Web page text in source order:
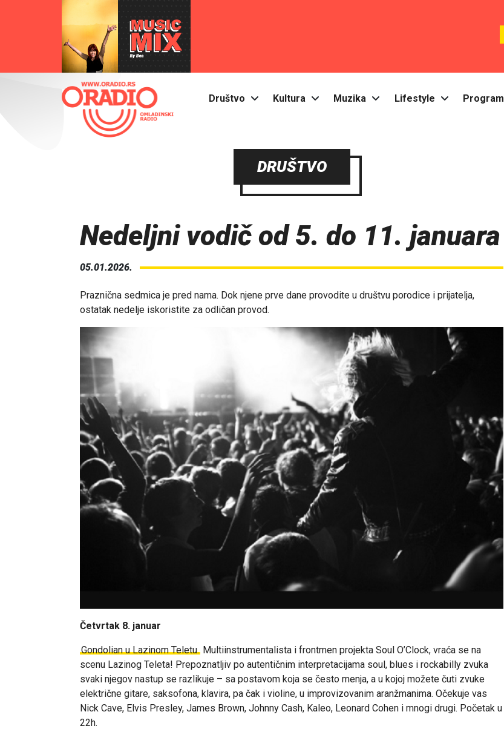
Društvo Kultura Muzika Lifestyle Program
DRUŠTVO
Nedeljni vodič od 5. do 11. januara
05.01.2026.
Praznična sedmica je pred nama. Dok njene prve dane provodite u društvu porodice i prijatelja,
ostatak nedelje iskoristite za odličan provod.
Četvrtak 8. januar
Gondolian u Lazinom Teletu. Multiinstrumentalista i frontmen projekta Soul O’Clock, vraća se na
scenu Lazinog Teleta! Prepoznatljiv po autentičnim interpretacijama soul, blues i rockabilly zvuka
svaki njegov nastup se razlikuje – sa postavom koja se često menja, a u kojoj možete čuti zvuke
električne gitare, saksofona, klavira, pa čak i violine, u improvizovanim aranžmanima. Očekuje vas
Nick Cave, Elvis Presley, James Brown, Johnny Cash, Kaleo, Leonard Cohen i mnogi drugi. Početak u
22h.